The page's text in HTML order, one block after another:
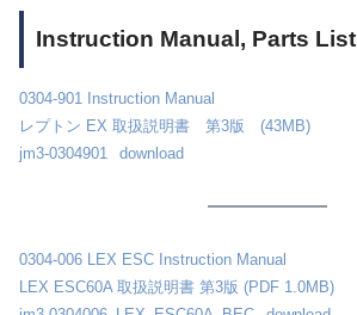
Instruction Manual, Parts List
0304-901 Instruction Manual
レプトン EX 取扱説明書 第3版 (43MB)
jm3-0304901
download
0304-006 LEX ESC Instruction Manual
LEX ESC60A 取扱説明書 第3版 (PDF 1.0MB)